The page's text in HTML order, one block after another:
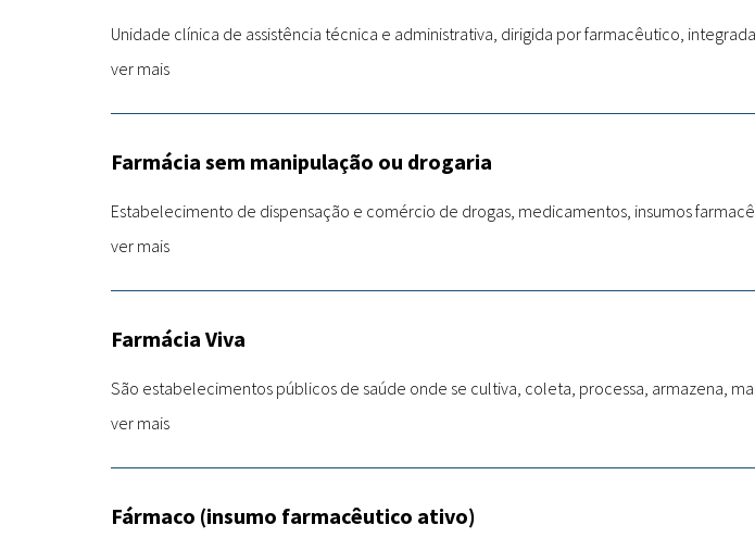
Unidade clínica de assistência técnica e administrativa, dirigida por farmacêutico,
ver mais
Farmácia sem manipulação ou drogaria
Estabelecimento de dispensação e comércio de drogas, medicamentos, insumos
ver mais
Farmácia Viva
São estabelecimentos públicos de saúde onde se cultiva, coleta, processa, armazena,
ver mais
Fármaco (insumo farmacêutico ativo)